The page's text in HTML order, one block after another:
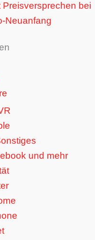
bei
Neuanfang
und mehr